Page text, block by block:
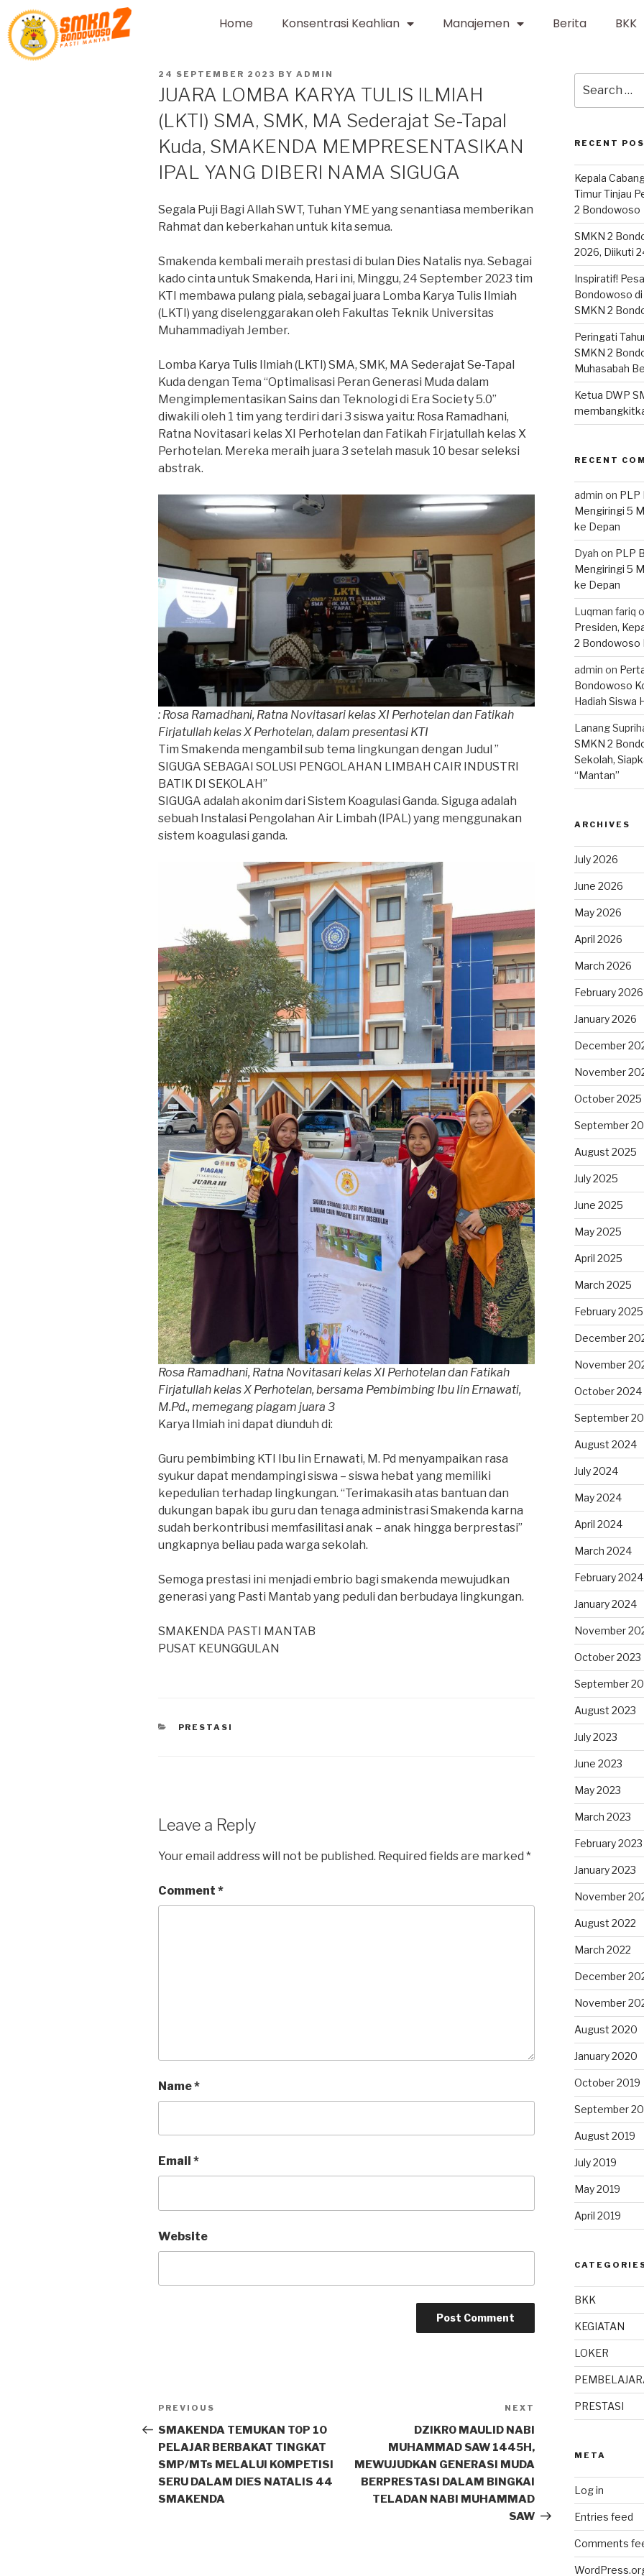
Home Konsentrasi Keahlian Manajemen Berita BKK
24 SEPTEMBER 2023 BY ADMIN
JUARA LOMBA KARYA TULIS ILMIAH
(LKTI) SMA, SMK, MA Sederajat Se-Tapal
Kuda, SMAKENDA MEMPRESENTASIKAN
IPAL YANG DIBERI NAMA SIGUGA
Segala Puji Bagi Allah SWT, Tuhan YME yang senantiasa memberikan
Rahmat dan keberkahan untuk kita semua.
Smakenda kembali meraih prestasi di bulan Dies Natalis nya. Sebagai
kado cinta untuk Smakenda, Hari ini, Minggu, 24 September 2023 tim
KTI membawa pulang piala, sebagai juara Lomba Karya Tulis Ilmiah
(LKTI) yang diselenggarakan oleh Fakultas Teknik Universitas
Muhammadiyah Jember.
Lomba Karya Tulis Ilmiah (LKTI) SMA, SMK, MA Sederajat Se-Tapal
Kuda dengan Tema “Optimalisasi Peran Generasi Muda dalam
Mengimplementasikan Sains dan Teknologi di Era Society 5.0”
diwakili oleh 1 tim yang terdiri dari 3 siswa yaitu: Rosa Ramadhani,
Ratna Novitasari kelas XI Perhotelan dan Fatikah Firjatullah kelas X
Perhotelan. Mereka meraih juara 3 setelah masuk 10 besar seleksi
abstrak.
: Rosa Ramadhani, Ratna Novitasari kelas XI Perhotelan dan Fatikah
Firjatullah kelas X Perhotelan, dalam presentasi KTI
Tim Smakenda mengambil sub tema lingkungan dengan Judul ”
SIGUGA SEBAGAI SOLUSI PENGOLAHAN LIMBAH CAIR INDUSTRI
BATIK DI SEKOLAH”
SIGUGA adalah akonim dari Sistem Koagulasi Ganda. Siguga adalah
sebuah Instalasi Pengolahan Air Limbah (IPAL) yang menggunakan
sistem koagulasi ganda.
Rosa Ramadhani, Ratna Novitasari kelas XI Perhotelan dan Fatikah
Firjatullah kelas X Perhotelan, bersama Pembimbing Ibu Iin Ernawati,
M.Pd., memegang piagam juara 3
Karya Ilmiah ini dapat diunduh di:
Guru pembimbing KTI Ibu Iin Ernawati, M. Pd menyampaikan rasa
syukur dapat mendampingi siswa – siswa hebat yang memiliki
kepedulian terhadap lingkungan. “Terimakasih atas bantuan dan
dukungan bapak ibu guru dan tenaga administrasi Smakenda karna
sudah berkontribusi memfasilitasi anak – anak hingga berprestasi”
ungkapnya beliau pada warga sekolah.
Semoga prestasi ini menjadi embrio bagi smakenda mewujudkan
generasi yang Pasti Mantab yang peduli dan berbudaya lingkungan.
SMAKENDA PASTI MANTAB
PUSAT KEUNGGULAN
PRESTASI
Leave a Reply
Your email address will not be published. Required fields are marked *
Comment *
Name*
Email *
Website
PREVIOUS
SMAKENDA TEMUKAN TOP 10
PELAJAR BERBAKAT TINGKAT
SMP/MTs MELALUI KOMPETISI
SERU DALAM DIES NATALIS 44
SMAKENDA
NEXT
DZIKRO MAULID NABI
MUHAMMAD SAW 1445H,
MEWUJUDKAN GENERASI MUDA
BERPRESTASI DALAM BINGKAI
TELADAN NABI MUHAMMAD
SAW
RECENT
Kepala
Timur Tinjau
2 Bondowoso
SMKN 2
2026, Diikuti
Inspiratif!
Bondowoso
SMKN 2
Peringati
SMKN 2
Muhasabah
Ketua DWP
RECENT
admin on PLP
Mengiringi 5
ke Depan
Dyah on PLP
Mengiringi 5
ke Depan
Luqman fariq
Presiden,
2 Bondowoso
admin on
Bondowoso
Hadiah Siswa
Lanang
SMKN 2
Sekolah,
“Mantan”
ARCHIVES
July 2026
June 2026
May 2026
April 2026
March 2026
February 2026
January 2026
December
November
October 2025
September
August 2025
July 2025
June 2025
May 2025
April 2025
March 2025
February 2025
December
November
October 2024
September
August 2024
July 2024
May 2024
April 2024
March 2024
February 2024
January 2024
November
October 2023
September
August 2023
July 2023
June 2023
May 2023
March 2023
February 2023
January 2023
November
August 2022
March 2022
December
November
August 2020
January 2020
October 2019
September
August 2019
July 2019
May 2019
April 2019
BKK
KEGIATAN
LOKER
PRESTASI
META
Log in
Entries feed
Comments